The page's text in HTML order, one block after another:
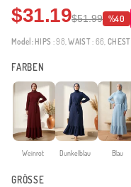
$31.19$51.99 %40
Model: HIPS : 98,WAIST: 66,CHEST
FARBEN
Weinrot Dunkelblau Blau
GRÖSSE